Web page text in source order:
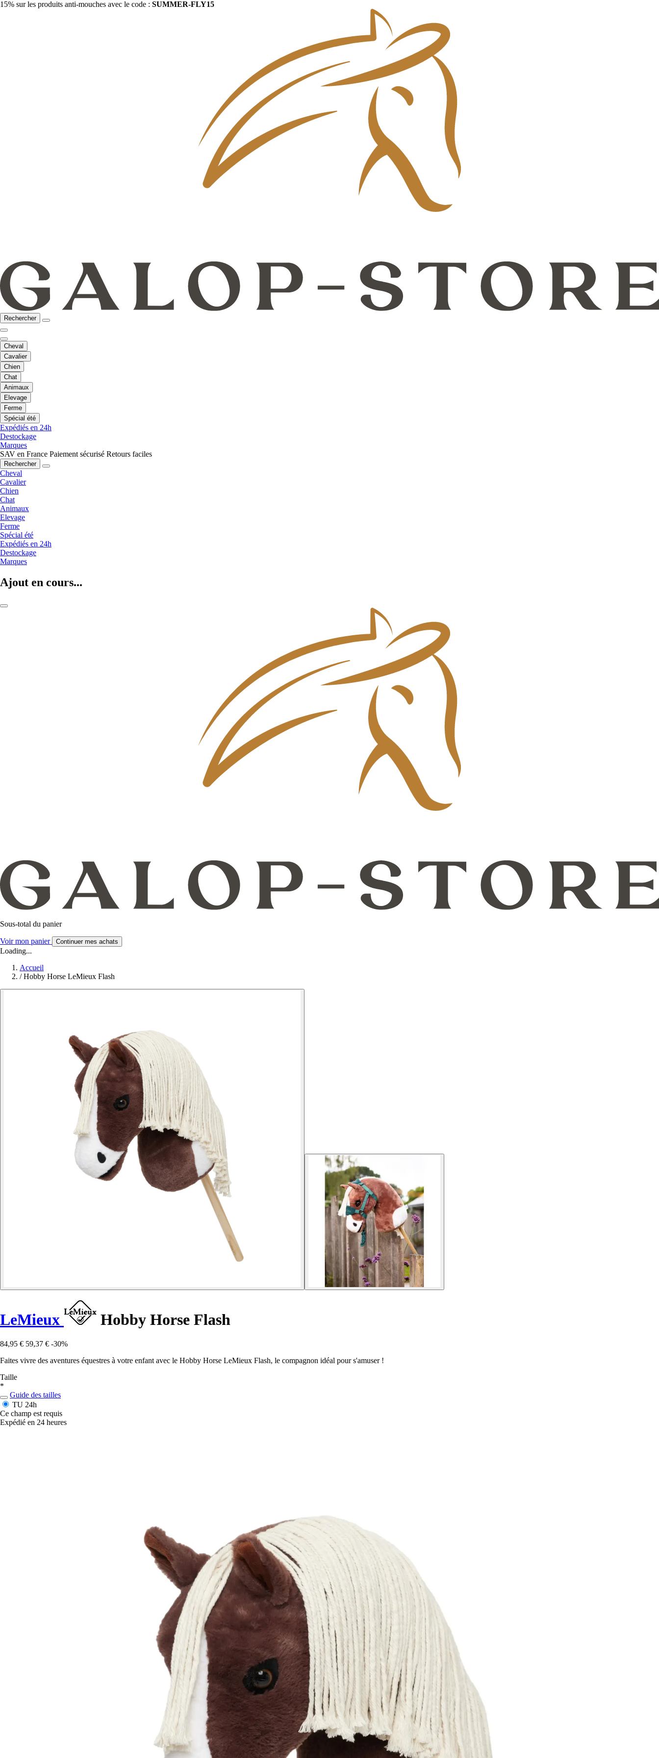
15% sur les produits anti-mouches avec le code : SUMMER-FLY15
Rechercher
Cheval
Cavalier
Chien
Chat
Animaux
Elevage
Ferme
Spécial été
Expédiés en 24h
Destockage
Marques
SAV en France Paiement sécurisé Retours faciles
Rechercher
Cheval
Cavalier
Chien
Chat
Animaux
Elevage
Ferme
Spécial été
Expédiés en 24h
Destockage
Marques
Ajout en cours...
Sous-total du panier
Voir mon panier Continuer mes achats
Loading...
Accueil
/ Hobby Horse LeMieux Flash
LeMieux Hobby Horse Flash
84,95 € 59,37 € -30%
Faites vivre des aventures équestres à votre enfant avec le Hobby Horse LeMieux Flash, le compagnon idéal pour s'amuser !
Taille
*
Guide des tailles
TU 24h
Ce champ est requis
Expédié en 24 heures